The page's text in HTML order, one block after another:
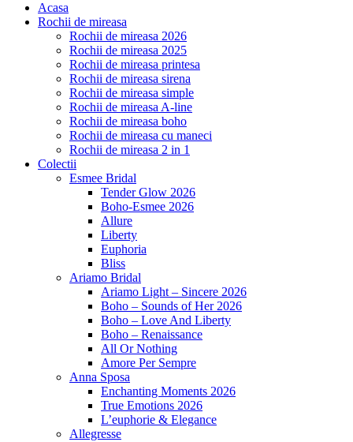
Acasa
Rochii de mireasa
Rochii de mireasa 2026
Rochii de mireasa 2025
Rochii de mireasa printesa
Rochii de mireasa sirena
Rochii de mireasa simple
Rochii de mireasa A-line
Rochii de mireasa boho
Rochii de mireasa cu maneci
Rochii de mireasa 2 in 1
Colectii
Esmee Bridal
Tender Glow 2026
Boho-Esmee 2026
Allure
Liberty
Euphoria
Bliss
Ariamo Bridal
Ariamo Light – Sincere 2026
Boho – Sounds of Her 2026
Boho – Love And Liberty
Boho – Renaissance
All Or Nothing
Amore Per Sempre
Anna Sposa
Enchanting Moments 2026
True Emotions 2026
L’euphorie & Elegance
Allegresse